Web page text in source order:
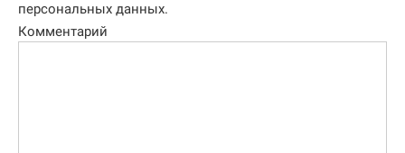
персональных данных.
Комментарий